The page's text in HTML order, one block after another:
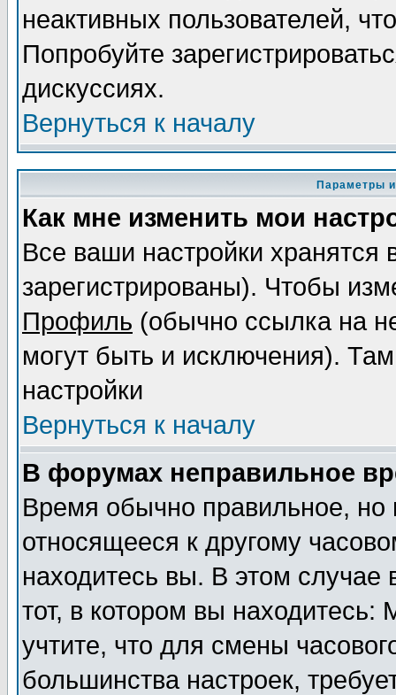
неактивных пользователей,
Попробуйте
дискуссиях.
Вернуться к началу
Параметры
Как мне изменить мои
Все ваши настройки
зарегистрированы). Чтобы
Профиль (обычно ссылка на
могут быть и исключения).
настройки
Вернуться к началу
В форумах неправильное
Время обычно правильное,
относящееся к другому
находитесь вы. В этом
тот, в котором вы
учтите, что для смены
большинства настроек,